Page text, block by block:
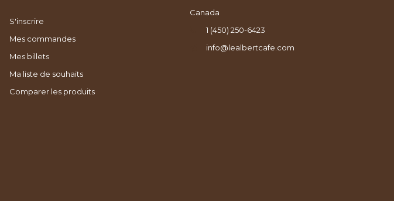
S'inscrire
Mes commandes
Mes billets
Ma liste de souhaits
Comparer les produits
Canada
1 (450) 250-6423
info@lealbertcafe.com